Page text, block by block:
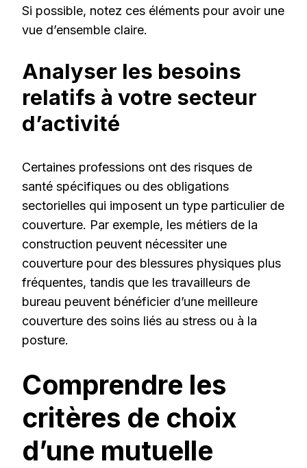
Si possible, notez ces éléments pour avoir une
vue d’ensemble claire.
Analyser les besoins
relatifs à votre secteur
d’activité
Certaines professions ont des risques de
santé spécifiques ou des obligations
sectorielles qui imposent un type particulier de
couverture. Par exemple, les métiers de la
construction peuvent nécessiter une
couverture pour des blessures physiques plus
fréquentes, tandis que les travailleurs de
bureau peuvent bénéficier d’une meilleure
couverture des soins liés au stress ou à la
posture.
Comprendre les
critères de choix
d’une mutuelle